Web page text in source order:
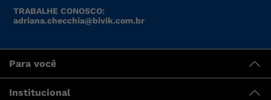
TRABALHE CONOSCO:
adriana.checchia@bivik.com.br
Para você
Institucional